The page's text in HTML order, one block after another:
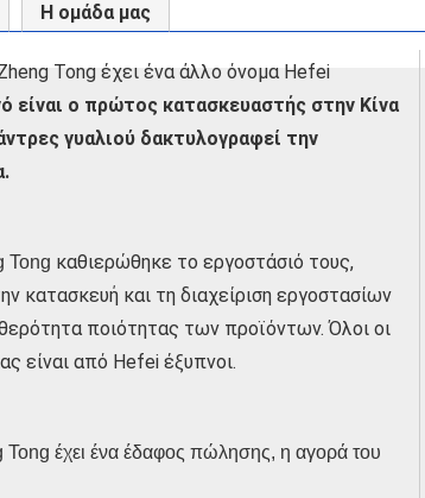
Η ομάδα μας
Tong έχει ένα άλλο όνομα Hefei
είναι ο πρώτος κατασκευαστής στην Κίνα
γυαλιού δακτυλογραφεί την
Tong καθιερώθηκε το εργοστάσιό τους,
κατασκευή και τη διαχείριση εργοστασίων
ποιότητας των προϊόντων. Όλοι οι
είναι από Hefei έξυπνοι.
έχει ένα έδαφος πώλησης, η αγορά του